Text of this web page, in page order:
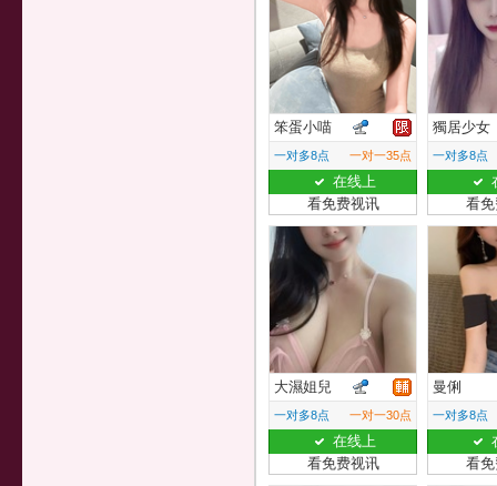
笨蛋小喵
一对多8点 一对一35点
在线上
看免费视讯
獨居少女
一对多8点
看
大濕姐兒
一对多8点 一对一30点
在线上
看免费视讯
曼俐
一对多8点
看